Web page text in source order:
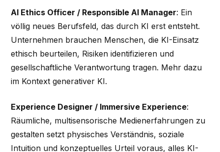
AI Ethics Officer / Responsible AI Manager: Ein
völlig neues Berufsfeld, das durch KI erst entsteht.
Unternehmen brauchen Menschen, die KI-Einsatz
ethisch beurteilen, Risiken identifizieren und
gesellschaftliche Verantwortung tragen. Mehr dazu
im Kontext generativer KI.
Experience Designer / Immersive Experience:
Räumliche, multisensorische Medienerfahrungen zu
gestalten setzt physisches Verständnis, soziale
Intuition und konzeptuelles Urteil voraus, alles KI-